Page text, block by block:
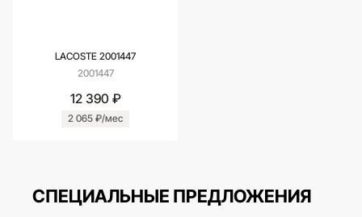
LACOSTE 2001447
2001447
12 390 ₽
2 065 ₽/мес
СПЕЦИАЛЬНЫЕ ПРЕДЛОЖЕНИЯ